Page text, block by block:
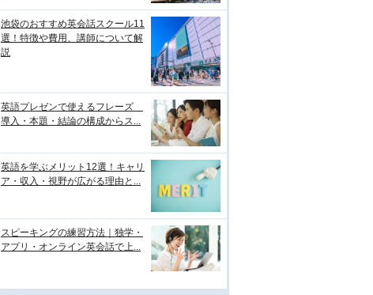
池袋のおすすめ英会話スクール11
選！特徴や費用、講師について解
説
英語プレゼンで使えるフレーズ
導入・本題・結論の構成からス...
英語を学ぶメリット12選！キャリ
ア・収入・視野が広がる理由と...
スピーキングの練習方法｜独学・
アプリ・オンライン英会話で上...